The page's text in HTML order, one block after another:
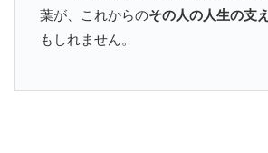
葉が、これからのその人の人生の支え
もしれません。